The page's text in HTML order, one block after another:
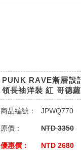
PUNK RAVE漸層設
領長袖洋裝 紅 哥德
商品編號： JPWQ770
原價： NTD 3350
優惠價： NTD 2680